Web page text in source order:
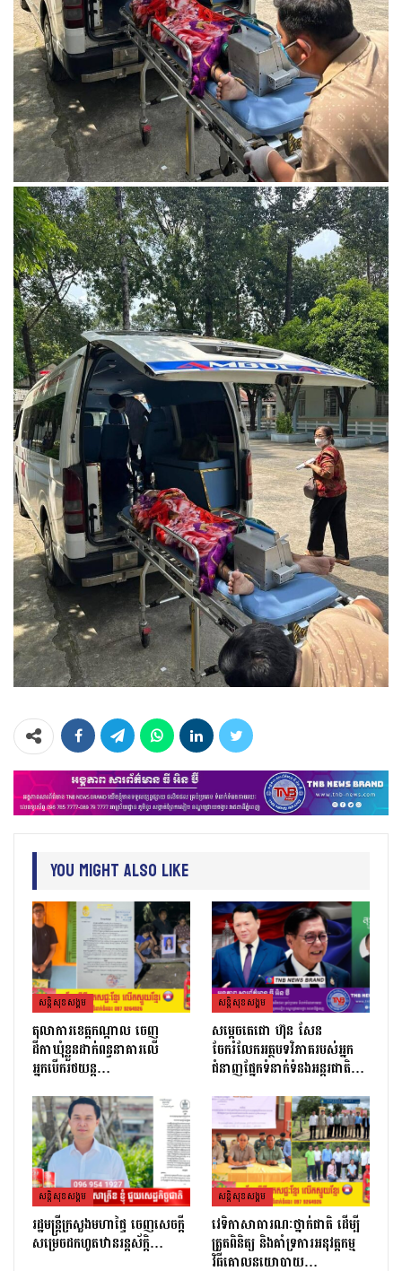
You Might Also Like
សន្តិសុខសង្គម
តុលាការខេត្តកណ្ដាល ចេញ
ដីកាឃុំខ្លួនដាក់ពន្ធនាគារលើ
អ្នកបើករថយន្ត…
សន្តិសុខសង្គម
សម្តេចតេជោ ហ៊ុន សែន
ចែករំលែកអត្ថបទវិភាគរបស់អ្នក
ជំនាញផ្នែកទំនាក់ទំនងអន្តរជាតិ…
សន្តិសុខសង្គម
រដ្ឋមន្ដ្រីក្រសួងមហាផ្ទៃ ចេញសេចក្តី
សម្រេចដកហូតឋានរន្តស័ក្តិ…
សន្តិសុខសង្គម
វេទិកាសាធារណៈថ្នាក់ជាតិ ដើម្បី
ត្រួតពិនិត្យ និងគាំទ្រការអនុវត្តកម្ម
វិធីគោលនយោបាយ…